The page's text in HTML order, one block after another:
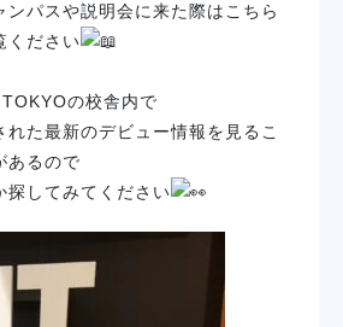
ンパスや説明会に来た際はこちら
ください
の校舎内で
れた最新のデビュー情報を見るこ
あるので
探してみてください